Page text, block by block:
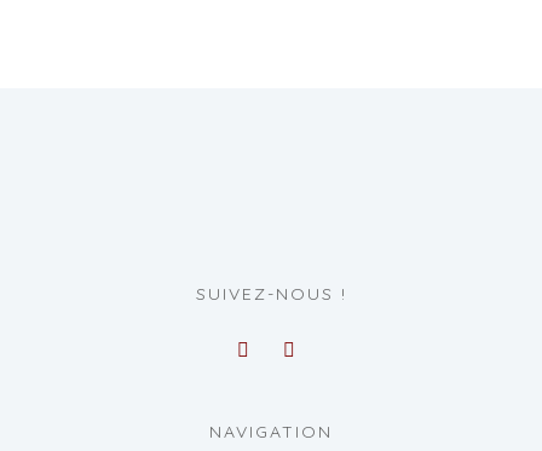
SUIVEZ-NOUS !
NAVIGATION